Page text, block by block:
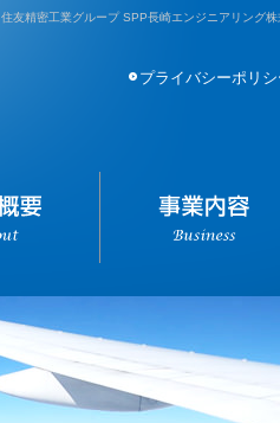
SPP長崎エンジニアリン
住友精密工業グループ SPP長崎エンジニアリング
プライバシーポリシ